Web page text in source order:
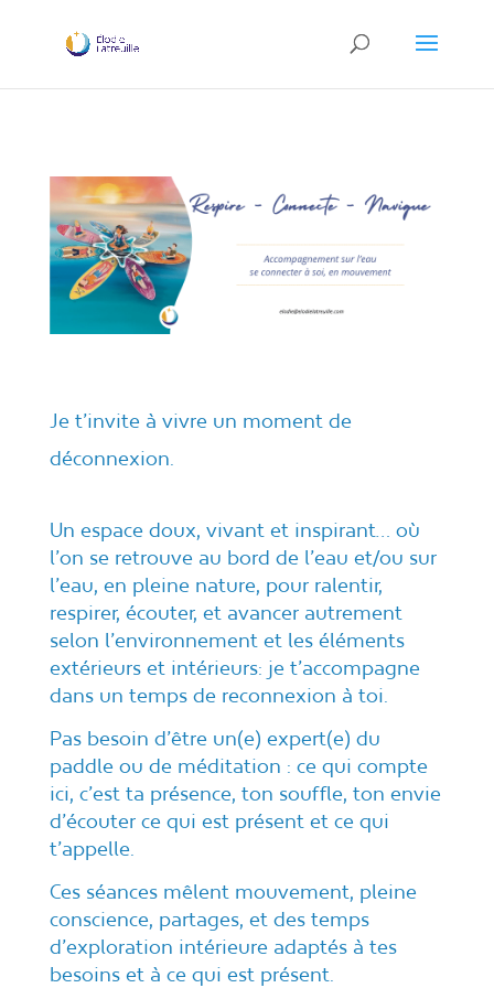
Je t’invite à vivre un moment de
déconnexion.
Un espace doux, vivant et inspirant… où
l’on se retrouve au bord de l’eau et/ou sur
l’eau, en pleine nature, pour ralentir,
respirer, écouter, et avancer autrement
selon l’environnement et les éléments
extérieurs et intérieurs: je t’accompagne
dans un temps de reconnexion à toi.
Pas besoin d’être un(e) expert(e) du
paddle ou de méditation : ce qui compte
ici, c’est ta présence, ton souffle, ton envie
d’écouter ce qui est présent et ce qui
t’appelle.
Ces séances mêlent mouvement, pleine
conscience, partages, et des temps
d’exploration intérieure adaptés à tes
besoins et à ce qui est présent.